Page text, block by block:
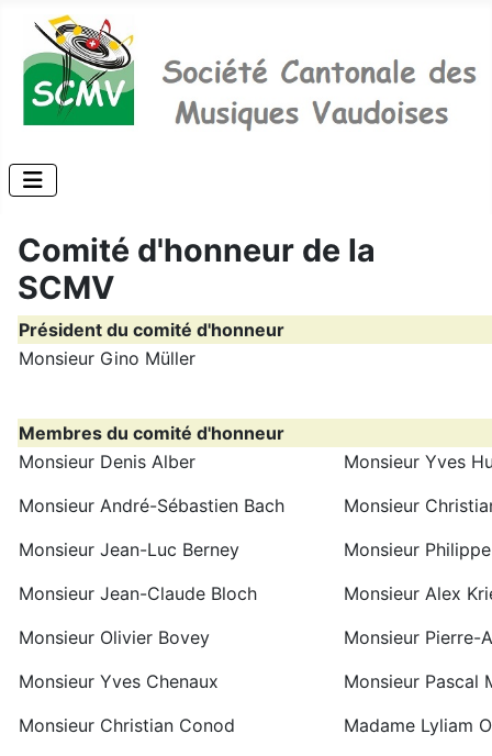
Comité d'honneur de la
SCMV
Président du comité d'honneur
Monsieur Gino Müller
Membres du comité d'honneur
Monsieur Denis Alber
Monsieur André-Sébastien Bach
Monsieur Jean-Luc Berney
Monsieur Jean-Claude Bloch
Monsieur Olivier Bovey
Monsieur Yves Chenaux
Monsieur Christian Conod
Monsieur Yves
Monsieur
Monsieur
Monsieur Alex
Monsieur Pierre-
Monsieur Pascal
Madame Lyliam